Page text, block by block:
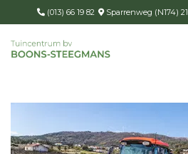
(013) 66 19 82 Sparrenweg (N174)